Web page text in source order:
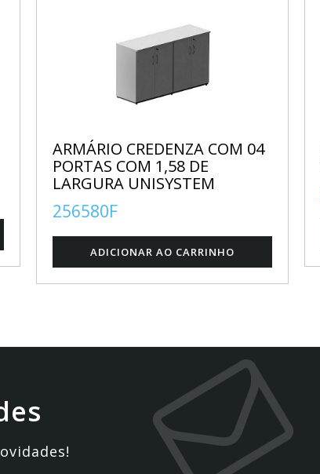
ARMÁRIO CREDENZA COM 04
PORTAS COM 1,58 DE
LARGURA UNISYSTEM
256580F